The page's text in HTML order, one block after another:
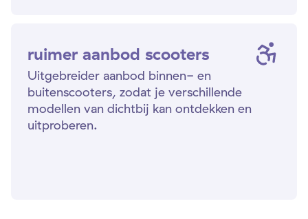
ruimer aanbod scooters
Uitgebreider aanbod binnen- en
buitenscooters, zodat je verschillende
modellen van dichtbij kan ontdekken en
uitproberen.